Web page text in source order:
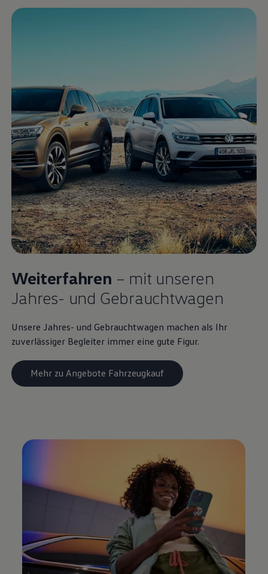
Weiterfahren – mit unseren
Jahres- und Gebrauchtwagen
Unsere Jahres- und Gebrauchtwagen machen als Ihr
zuverlässiger Begleiter immer eine gute Figur.
Mehr zu Angebote Fahrzeugkauf